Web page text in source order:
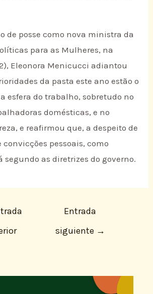
de posse como nova ministra da
para as Mulheres, na
Eleonora Menicucci adiantou
da pasta este ano estão o
esfera do trabalho, sobretudo no
domésticas, e no
e reafirmou que, a despeito de
convicções pessoais, como
as diretrizes do governo.
Entrada
siguiente →